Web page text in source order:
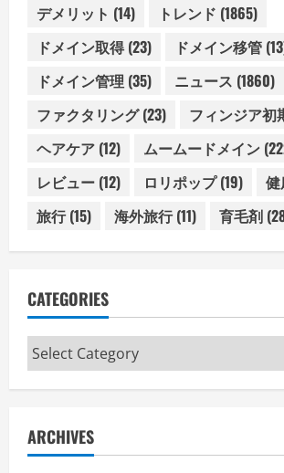
デメリット (14) トレンド (1865)
ドメイン取得(23) ドメイン移管
ドメイン管理 (35) ニュース (1860)
ファクタリング(23) フィンジア初
ヘアケア (12) ムームードメイン
レビュー (12) ロリポップ(19)
旅行(15) 海外旅行(11) 育毛剤
CATEGORIES
Categories
ARCHIVES